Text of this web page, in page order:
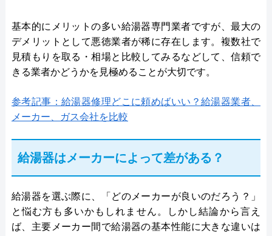
基本的にメリットの多い給湯器専門業者ですが、最大の
デメリットとして悪徳業者が稀に存在します。複数社で
見積もりを取る・相場と比較してみるなどして、信頼で
きる業者かどうかを見極めることが大切です。
参考記事：給湯器修理どこに頼めばいい？給湯器業者、
メーカー、ガス会社を比較
給湯器はメーカーによって差がある？
給湯器を選ぶ際に、「どのメーカーが良いのだろう？」
と悩む方も多いかもしれません。しかし結論から言え
ば、主要メーカー間で給湯器の基本性能に大きな違いは